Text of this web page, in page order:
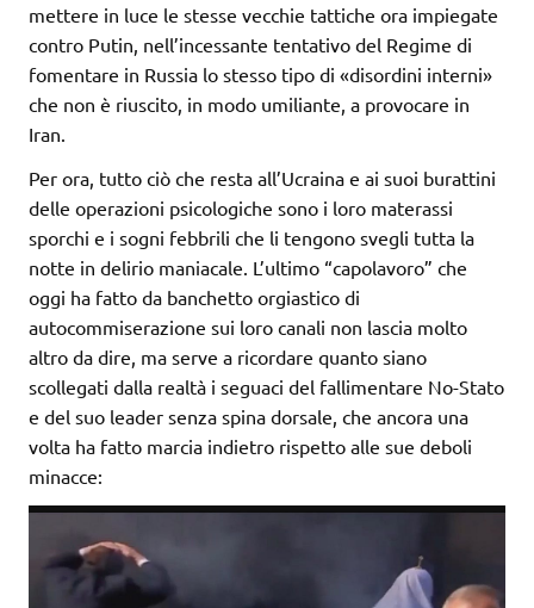
mettere in luce le stesse vecchie tattiche ora impiegate
contro Putin, nell’incessante tentativo del Regime di
fomentare in Russia lo stesso tipo di «disordini interni»
che non è riuscito, in modo umiliante, a provocare in
Iran.
Per ora, tutto ciò che resta all’Ucraina e ai suoi burattini
delle operazioni psicologiche sono i loro materassi
sporchi e i sogni febbrili che li tengono svegli tutta la
notte in delirio maniacale. L’ultimo “capolavoro” che
oggi ha fatto da banchetto orgiastico di
autocommiserazione sui loro canali non lascia molto
altro da dire, ma serve a ricordare quanto siano
scollegati dalla realtà i seguaci del fallimentare No-Stato
e del suo leader senza spina dorsale, che ancora una
volta ha fatto marcia indietro rispetto alle sue deboli
minacce: